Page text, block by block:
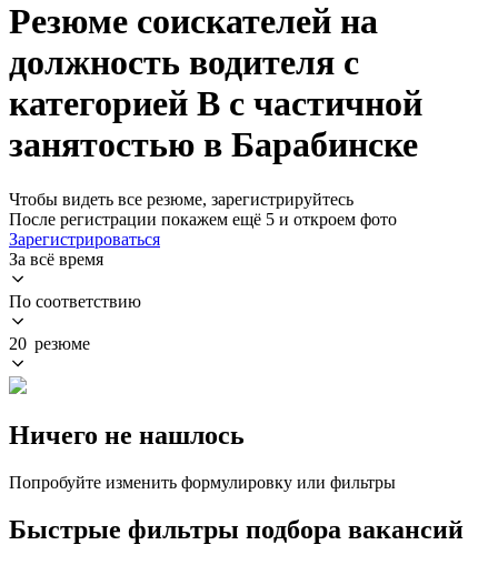
Резюме соискателей на
должность водителя с
категорией B с частичной
занятостью в Барабинске
Чтобы видеть все резюме, зарегистрируйтесь
После регистрации покажем ещё 5 и откроем фото
Зарегистрироваться
За всё время
По соответствию
20 резюме
Ничего не нашлось
Попробуйте изменить формулировку или фильтры
Быстрые фильтры подбора вакансий